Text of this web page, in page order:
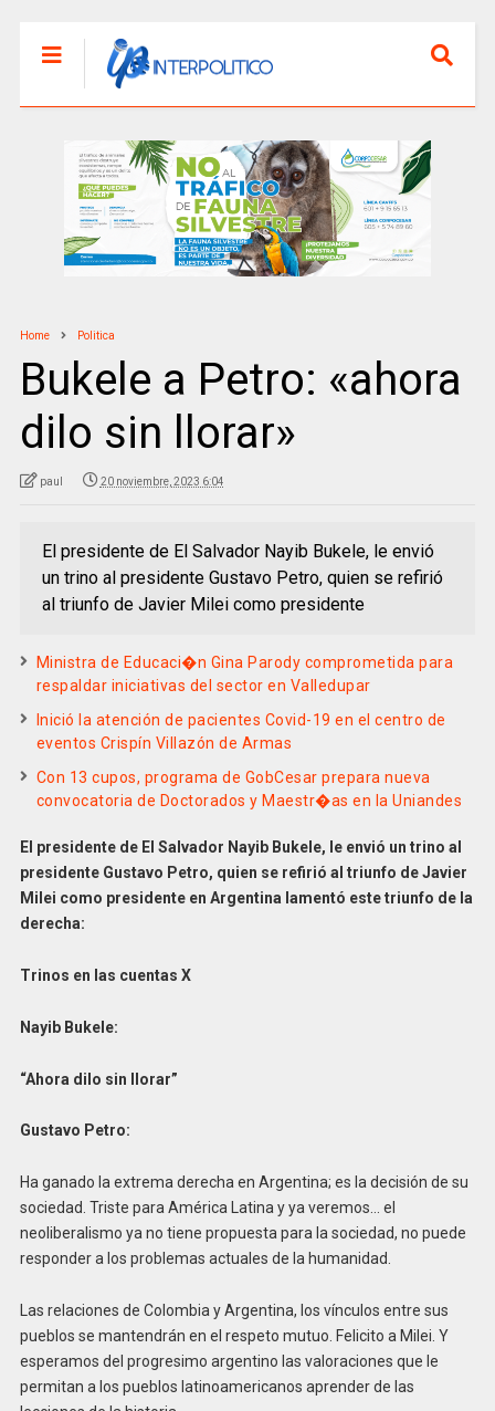
Home Politica
Bukele a Petro: «ahora
dilo sin llorar»
paul 20 noviembre, 2023 6:04
El presidente de El Salvador Nayib Bukele, le envió
un trino al presidente Gustavo Petro, quien se refirió
al triunfo de Javier Milei como presidente
Ministra de Educaci�n Gina Parody comprometida para
respaldar iniciativas del sector en Valledupar
Inició la atención de pacientes Covid-19 en el centro de
eventos Crispín Villazón de Armas
Con 13 cupos, programa de GobCesar prepara nueva
convocatoria de Doctorados y Maestr�as en la Uniandes
El presidente de El Salvador Nayib Bukele, le envió un trino al
presidente Gustavo Petro, quien se refirió al triunfo de Javier
Milei como presidente en Argentina lamentó este triunfo de la
derecha:
Trinos en las cuentas X
Nayib Bukele:
“Ahora dilo sin llorar”
Gustavo Petro:
Ha ganado la extrema derecha en Argentina; es la decisión de su
sociedad. Triste para América Latina y ya veremos… el
neoliberalismo ya no tiene propuesta para la sociedad, no puede
responder a los problemas actuales de la humanidad.
Las relaciones de Colombia y Argentina, los vínculos entre sus
pueblos se mantendrán en el respeto mutuo. Felicito a Milei. Y
esperamos del progresimo argentino las valoraciones que le
permitan a los pueblos latinoamericanos aprender de las